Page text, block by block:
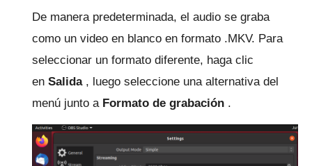
De manera predeterminada, el audio se graba
como un video en blanco en formato .MKV. Para
seleccionar un formato diferente, haga clic
en Salida, luego seleccione una alternativa del
menú junto a Formato de grabación .